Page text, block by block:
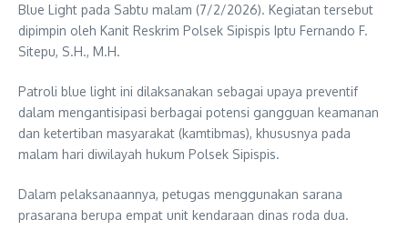
Blue Light pada Sabtu malam (7/2/2026). Kegiatan tersebut
dipimpin oleh Kanit Reskrim Polsek Sipispis Iptu Fernando F.
Sitepu, S.H., M.H.
Patroli blue light ini dilaksanakan sebagai upaya preventif
dalam mengantisipasi berbagai potensi gangguan keamanan
dan ketertiban masyarakat (kamtibmas), khususnya pada
malam hari diwilayah hukum Polsek Sipispis.
Dalam pelaksanaannya, petugas menggunakan sarana
prasarana berupa empat unit kendaraan dinas roda dua.